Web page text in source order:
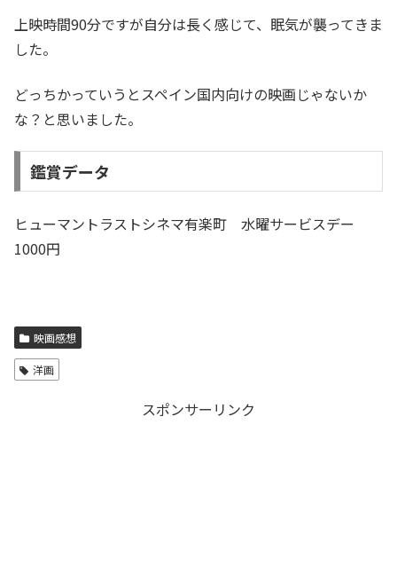
上映時間90分ですが自分は長く感じて、眠気が襲ってきま
した。
どっちかっていうとスペイン国内向けの映画じゃないか
な？と思いました。
鑑賞データ
ヒューマントラストシネマ有楽町 水曜サービスデー
1000円
映画感想
洋画
スポンサーリンク